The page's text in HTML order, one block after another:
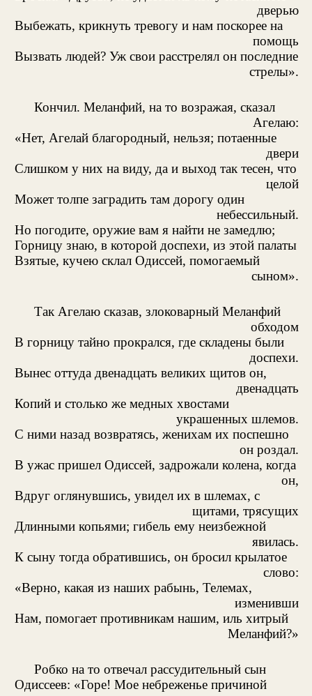
дверью
Выбежать, крикнуть тревогу и нам поскорее на
помощь
Вызвать людей? Уж свои расстрелял он последние
стрелы».
Кончил. Меланфий, на то возражая, сказал
Агелаю:
«Нет, Агелай благородный, нельзя; потаенные
двери
Слишком у них на виду, да и выход так тесен, что
целой
Может толпе заградить там дорогу один
небессильный.
Но погодите, оружие вам я найти не замедлю;
Горницу знаю, в которой доспехи, из этой палаты
Взятые, кучею склал Одиссей, помогаемый
сыном».
Так Агелаю сказав, злоковарный Меланфий
обходом
В горницу тайно прокрался, где складены были
доспехи.
Вынес оттуда двенадцать великих щитов он,
двенадцать
Копий и столько же медных хвостами
украшенных шлемов.
С ними назад возвратясь, женихам их поспешно
он роздал.
В ужас пришел Одиссей, задрожали колена, когда
он,
Вдруг оглянувшись, увидел их в шлемах, с
щитами, трясущих
Длинными копьями; гибель ему неизбежной
явилась.
К сыну тогда обратившись, он бросил крылатое
слово:
«Верно, какая из наших рабынь, Телемах,
изменивши
Нам, помогает противникам нашим, иль хитрый
Меланфий?»
Робко на то отвечал рассудительный сын
Одиссеев: «Горе! Мое небреженье причиной